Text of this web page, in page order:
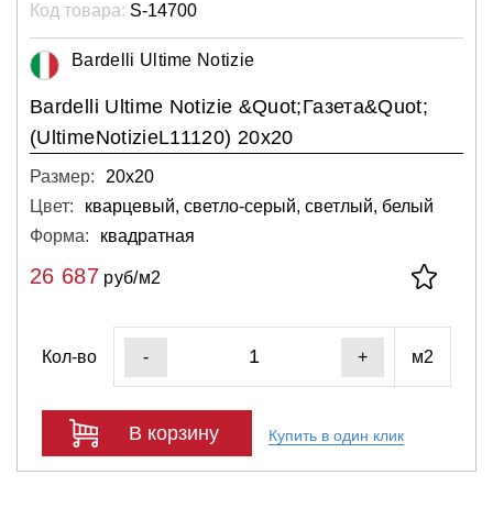
Код товара: S-14700
Bardelli Ultime Notizie
Bardelli Ultime Notizie &Quot;Газета&Quot;
(UltimeNotizieL11120) 20x20
Размер:
20х20
Цвет:
кварцевый, светло-серый, светлый, белый
Форма:
квадратная
26 687 руб/м2
Кол-во - + м2
В корзину Купить в один клик